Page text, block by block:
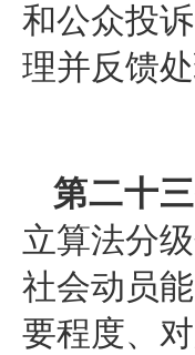
和公众投
理并反馈处
第二十
立算法分
社会动员
要程度、